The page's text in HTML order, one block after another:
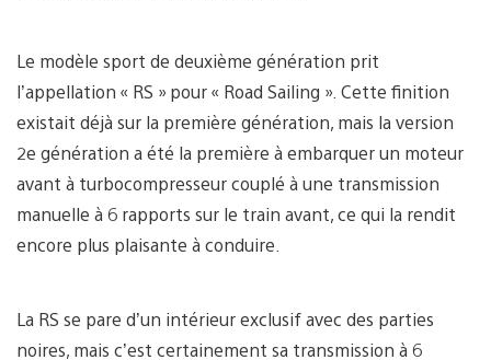
Le modèle sport de deuxième génération prit
l’appellation « RS » pour « Road Sailing ». Cette finition
existait déjà sur la première génération, mais la version
2e génération a été la première à embarquer un moteur
avant à turbocompresseur couplé à une transmission
manuelle à 6 rapports sur le train avant, ce qui la rendit
encore plus plaisante à conduire.
La RS se pare d’un intérieur exclusif avec des parties
noires, mais c’est certainement sa transmission à 6